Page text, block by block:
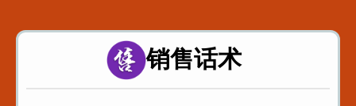
答提高通过率
职场处处都是坑_要学会听弦外之音_
销售话术